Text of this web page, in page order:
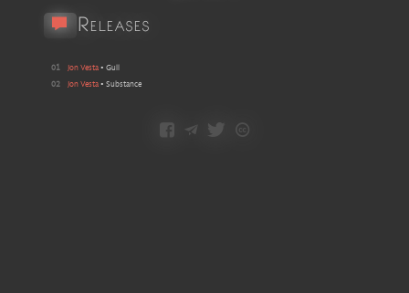
Releases
01 Jon Vesta • Gull
02
Jon Vesta • Substance